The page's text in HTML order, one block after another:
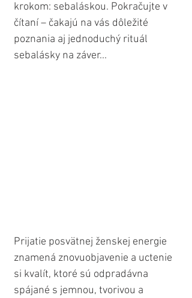
krokom: sebaláskou. Pokračujte v
čítaní – čakajú na vás dôležité
poznania aj jednoduchý rituál
sebalásky na záver...
Prijatie posvätnej ženskej energie
znamená znovuobjavenie a uctenie
si kvalít, ktoré sú odpradávna
spájané s jemnou, tvorivou a